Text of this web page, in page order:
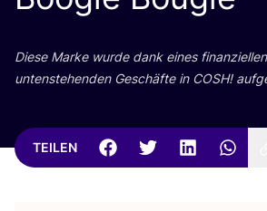
Die­se Mar­ke wur­de dank eines
unten­ste­hen­den Geschäf­te in COSH!
TEILEN